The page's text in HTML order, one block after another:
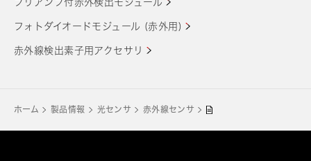
フォトダイオードモジュール (赤外用)
赤外線検出素子用アクセサリ
ホーム 製品情報 光センサ 赤外線センサ